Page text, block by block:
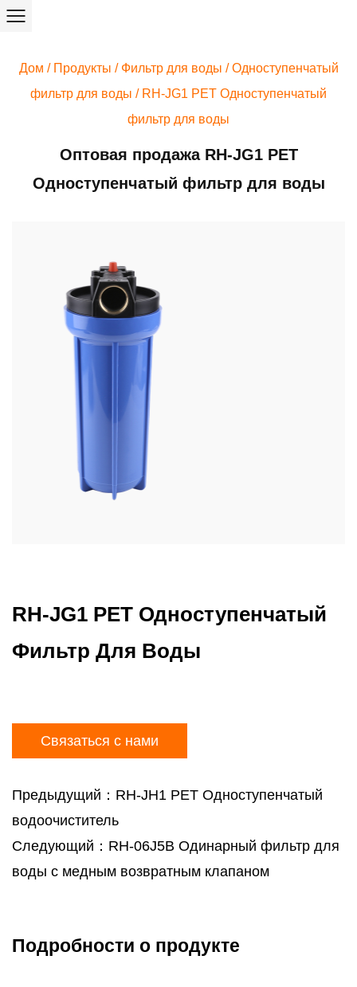
Дом / Продукты / Фильтр для воды /Одноступенчатый
фильтр для воды / RH-JG1 PET Одноступенчатый
фильтр для воды
Оптовая продажа RH-JG1 PET
Одноступенчатый фильтр для воды
RH-JG1 PET Одноступенчатый
Фильтр Для Воды
Связаться с нами
Предыдущий：RH-JH1 PET Одноступенчатый
водоочиститель
Следующий：RH-06J5B Одинарный фильтр для
воды с медным возвратным клапаном
Подробности о продукте